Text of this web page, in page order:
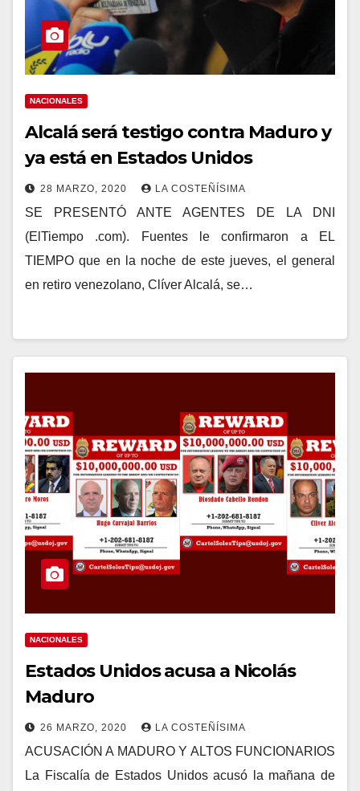
NACIONALES
Alcalá será testigo contra Maduro y
ya está en Estados Unidos
28 MARZO, 2020 LA COSTEÑÍSIMA
SE PRESENTÓ ANTE AGENTES DE LA DNI
(ElTiempo .com). Fuentes le confirmaron a EL
TIEMPO que en la noche de este jueves, el general
en retiro venezolano, Clíver Alcalá, se…
NACIONALES
Estados Unidos acusa a Nicolás
Maduro
26 MARZO, 2020 LA COSTEÑÍSIMA
ACUSACIÓN A MADURO Y ALTOS FUNCIONARIOS
La Fiscalía de Estados Unidos acusó la mañana de